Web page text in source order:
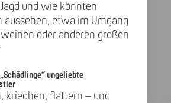
und wie könnten
aussehen, etwa im Umgang
oder anderen großen
ungeliebte
kriechen, flattern – und